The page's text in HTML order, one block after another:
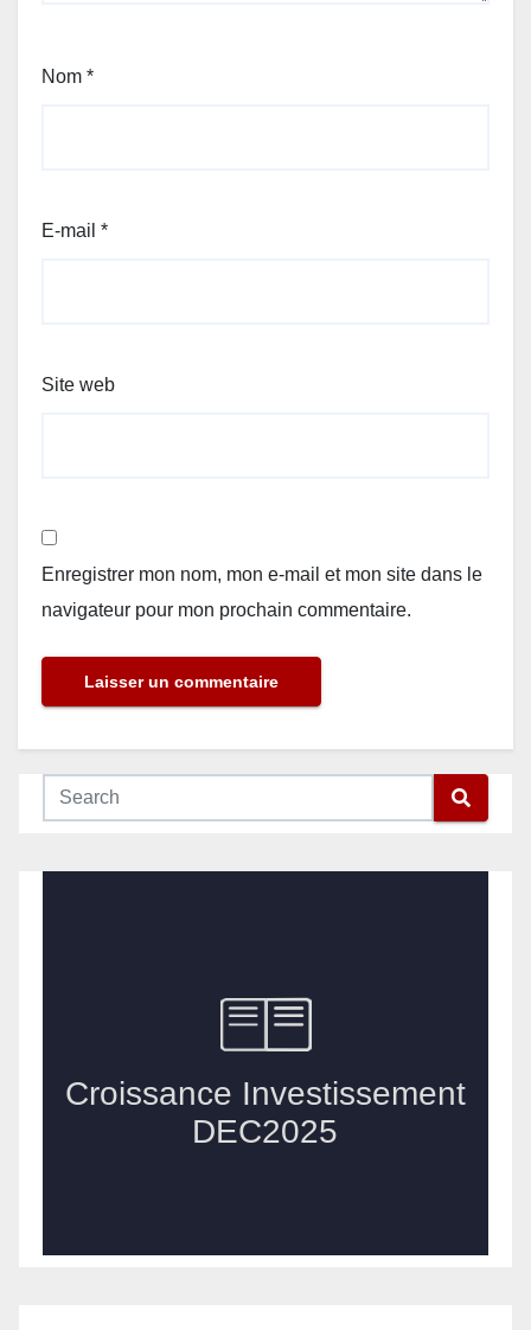
Nom *
E-mail *
Site web
Enregistrer mon nom, mon e-mail et mon site dans le
navigateur pour mon prochain commentaire.